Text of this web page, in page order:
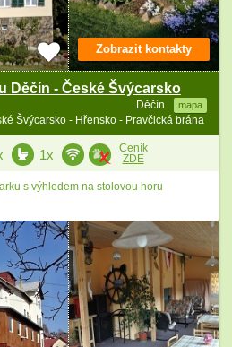
Děčín - České Švýcarsko
Děčín mapa
Švýcarsko - Hřensko - Pravčická brána
Zobrazit kontakty
1x
Ceník
ZDE
s výhledem na stolovou horu